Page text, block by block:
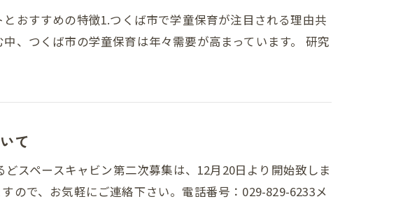
おすすめの特徴1.つくば市で学童保育が注目される理由共
、つくば市の学童保育は年々需要が高まっています。 研究
て
スペースキャビン第二次募集は、12月20日より開始致しま
ので、お気軽にご連絡下さい。電話番号：029-829-6233メ